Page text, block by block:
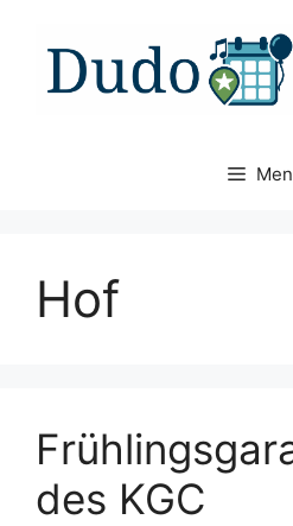
Inhalt
springen
Hof
des KGC